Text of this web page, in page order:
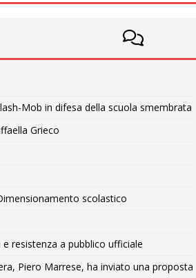
Mob in difesa della scuola smembrata
Grieco
scolastico
resistenza a pubblico ufficiale
Piero Marrese, ha inviato una proposta